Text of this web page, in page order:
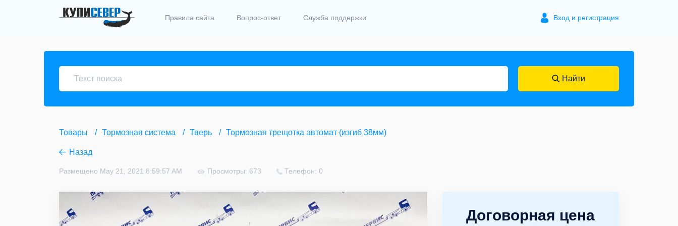
Правила сайта Вопрос-ответ Служба поддержки Вход и регистрация
Найти
Товары Тормозная система Тверь Тормозная трещотка автомат (изгиб 38мм)
Назад
Размещено May 21, 2021 8:59:57 AM Просмотры: 673 Телефон: 0
Договорная цена